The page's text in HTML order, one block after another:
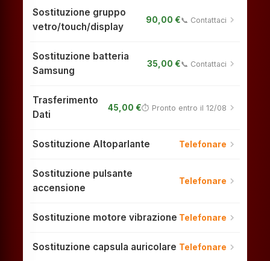
Sostituzione gruppo
vetro/touch/display
90,00 €📞 Contattaci chevron_right
Sostituzione batteria
Samsung
35,00 €📞 Contattaci chevron_right
Trasferimento
Dati
45,00 €⏱ Pronto entro il 12/08 chevron_right
Sostituzione Altoparlante Telefonare chevron_right
Sostituzione pulsante
accensione
Telefonare chevron_right
Sostituzione motore vibrazione Telefonare chevron_right
Sostituzione capsula auricolare Telefonare chevron_right